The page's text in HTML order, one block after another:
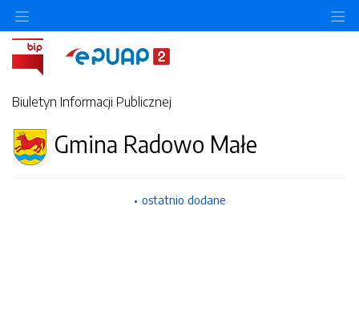
Biuletyn Informacji Publicznej
Gmina Radowo Małe
ostatnio dodane